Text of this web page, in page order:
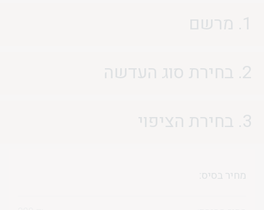
1. מרשם
2. בחירת סוג העדשה
3. בחירת הציפוי
מחיר בסיס: